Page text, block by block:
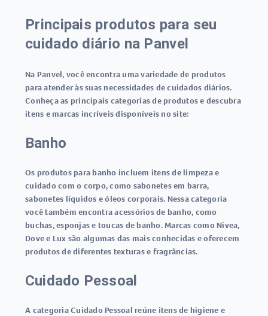
Principais produtos para seu
cuidado diário na Panvel
Na Panvel, você encontra uma variedade de produtos
para atender às suas necessidades de cuidados diários.
Conheça as principais categorias de produtos e descubra
itens e marcas incríveis disponíveis no site:
Banho
Os produtos para banho incluem itens de limpeza e
cuidado com o corpo, como sabonetes em barra,
sabonetes líquidos e óleos corporais. Nessa categoria
você também encontra acessórios de banho, como
buchas, esponjas e toucas de banho. Marcas como Nivea,
Dove e Lux são algumas das mais conhecidas e oferecem
produtos de diferentes texturas e fragrâncias.
Cuidado Pessoal
A categoria Cuidado Pessoal reúne itens de higiene e